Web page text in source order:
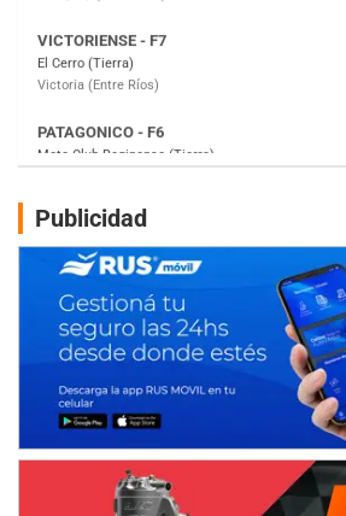
Moto Club Reginense (Tierra)
Gral. E. Godoy (Río Negro)
Juventud Unida (Tierra)
Humboldt (Santa Fe)
Ciudad de Avellaneda (Asfalto)
Avellaneda (Santa Fe)
SUR SANTAFESINO - F4
José Samuel Sánchez (Tierra)
Rufino (Santa Fe)
TUCUMANO - F5
Juan Navarro (Asfalto)
El Timbó (Tucumán)
COBERTURA ESPECIAL DE E-KART.COM.AR
08/09-AGO
Publicidad